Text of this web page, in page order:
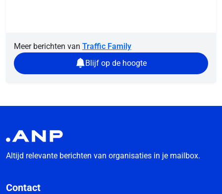
Meer berichten van Traffic Family
Blijf op de hoogte
Altijd relevante berichten van organisaties in je mailbox.
Contact